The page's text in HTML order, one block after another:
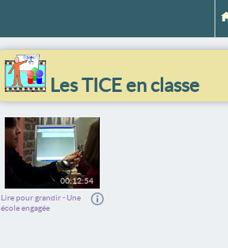
Les TICE en classe
00:12:54
Lire pour grandir - Une
école engagée